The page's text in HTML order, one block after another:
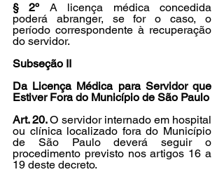
§ 2º A licença médica concedida
poderá abranger, se for o caso, o
período correspondente à recuperação
do servidor.
Subseção II
Da Licença Médica para Servidor que
Estiver Fora do Município de São Paulo
Art. 20. O servidor internado em hospital
ou clínica localizado fora do Município
de São Paulo deverá seguir o
procedimento previsto nos artigos 16 a
19 deste decreto.